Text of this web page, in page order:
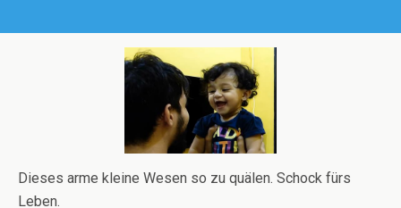
Dieses arme kleine Wesen so zu quälen. Schock fürs
Leben.